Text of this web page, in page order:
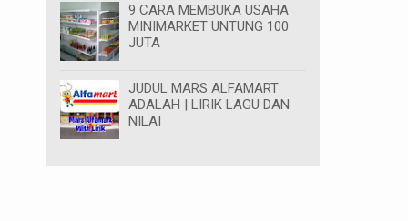
9 CARA MEMBUKA USAHA
MINIMARKET UNTUNG 100
JUTA
JUDUL MARS ALFAMART
ADALAH | LIRIK LAGU DAN
NILAI